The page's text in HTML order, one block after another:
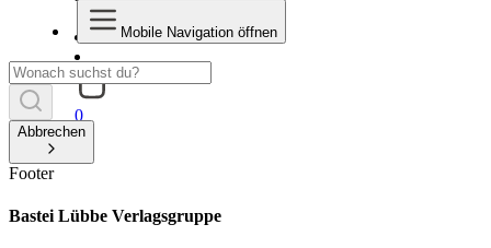
0
Mobile Navigation öffnen
Abbrechen
Footer
Bastei Lübbe Verlagsgruppe